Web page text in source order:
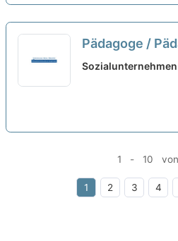
Pädagoge /
Wohngruppen
1 - 10
1 2 3 4